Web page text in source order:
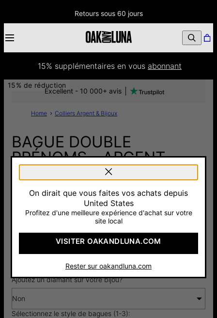
Retours sous 60 jours
15% supplémentaires en vous abonnant
15% de réduction
Home Colliers Argent & Bijoux
BAGUE DOUBLE
PRÉNOMS - ARGENT
100 €85 €
Pay with Klarna
3 Avis
Excellent - 10 000+ avis
85 €
18cts
125 €
Or Jaune
14cts
640 €
Ajoutez un diamant sur votre bijou?
Non
Sélectionnez le style de bagues (1-3):
On dirait que vous faites vos achats depuis
United States
Profitez d'une meilleure expérience d'achat sur votre
site local
VISITER OAKANDLUNA.COM
Rester sur oakandluna.com